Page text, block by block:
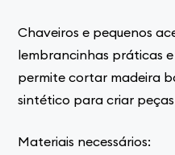
Chaveiros e pequenos
lembrancinhas práticas e
permite cortar madeira
sintético para criar peças
Materiais necessários: